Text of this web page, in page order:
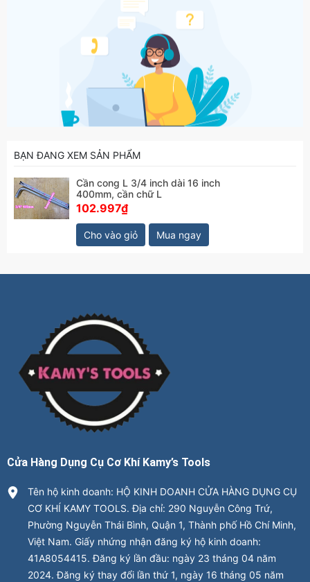
BẠN ĐANG XEM SẢN PHẨM
Cần cong L 3/4 inch dài 16 inch
400mm, cần chữ L
102.997₫
Cho vào giỏ Mua ngay
Cửa Hàng Dụng Cụ Cơ Khí Kamy’s Tools
Tên hộ kinh doanh: HỘ KINH DOANH CỬA HÀNG DỤNG CỤ
CƠ KHÍ KAMY TOOLS. Địa chỉ: 290 Nguyễn Công Trứ,
Phường Nguyễn Thái Bình, Quận 1, Thành phố Hồ Chí Minh,
Việt Nam. Giấy nhứng nhận đăng ký hộ kinh doanh:
41A8054415. Đăng ký lần đầu: ngày 23 tháng 04 năm
2024. Đăng ký thay đổi lần thứ 1, ngày 16 tháng 05 năm